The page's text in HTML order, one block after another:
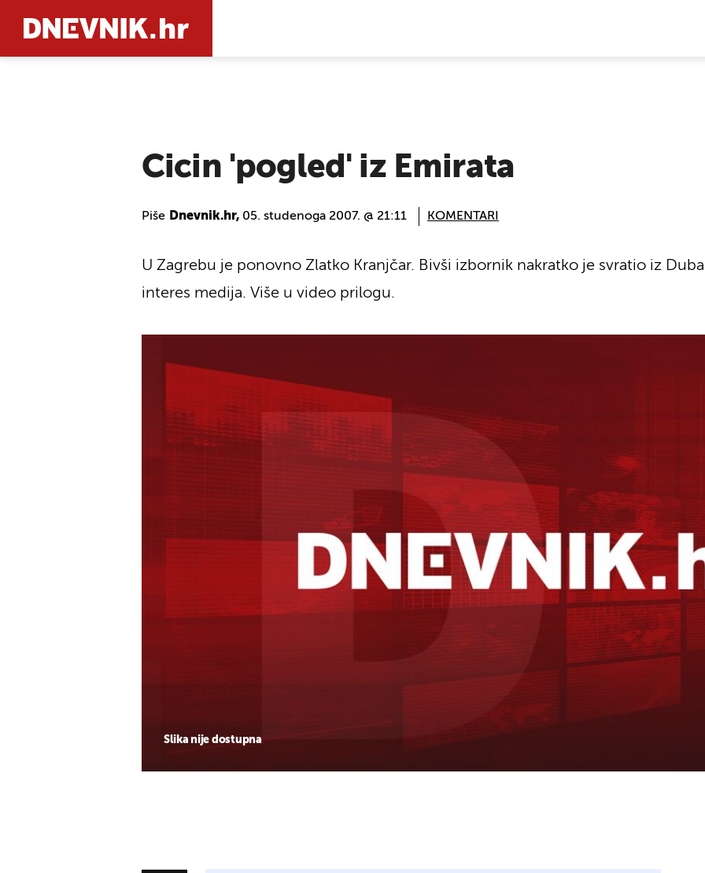
Cicin 'pogled' iz Emirata
Piše Dnevnik.hr, 05. studenoga 2007. @ 21:11 KOMENTARI
Slika nije dostupna
U Zagrebu je ponovno Zlatko Kranjčar. Bivši izbornik nakratko je svratio iz
interes medija. Više u video prilogu.